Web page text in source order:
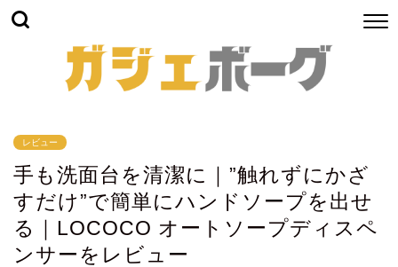
レビュー
手も洗面台を清潔に｜”触れずにかざ
すだけ”で簡単にハンドソープを出せ
る｜LOCOCO オートソープディスペ
ンサーをレビュー